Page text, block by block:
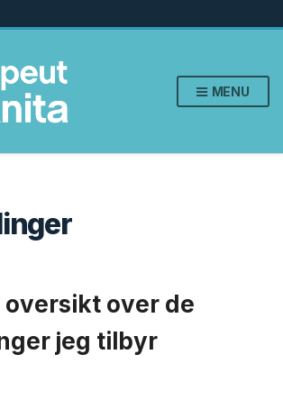
MENU
oversikt over de
jeg tilbyr